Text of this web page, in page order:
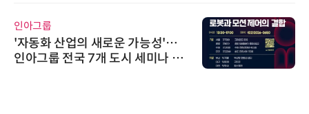
인아그룹
'자동화 산업의 새로운 가능성'…
인아그룹 전국 7개 도시 세미나 페